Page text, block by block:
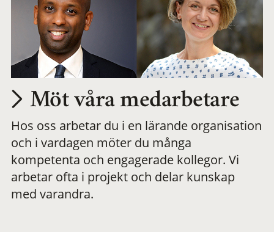
Möt våra medarbetare
Hos oss arbetar du i en lärande organisation
och i vardagen möter du många
kompetenta och engagerade kollegor. Vi
arbetar ofta i projekt och delar kunskap
med varandra.